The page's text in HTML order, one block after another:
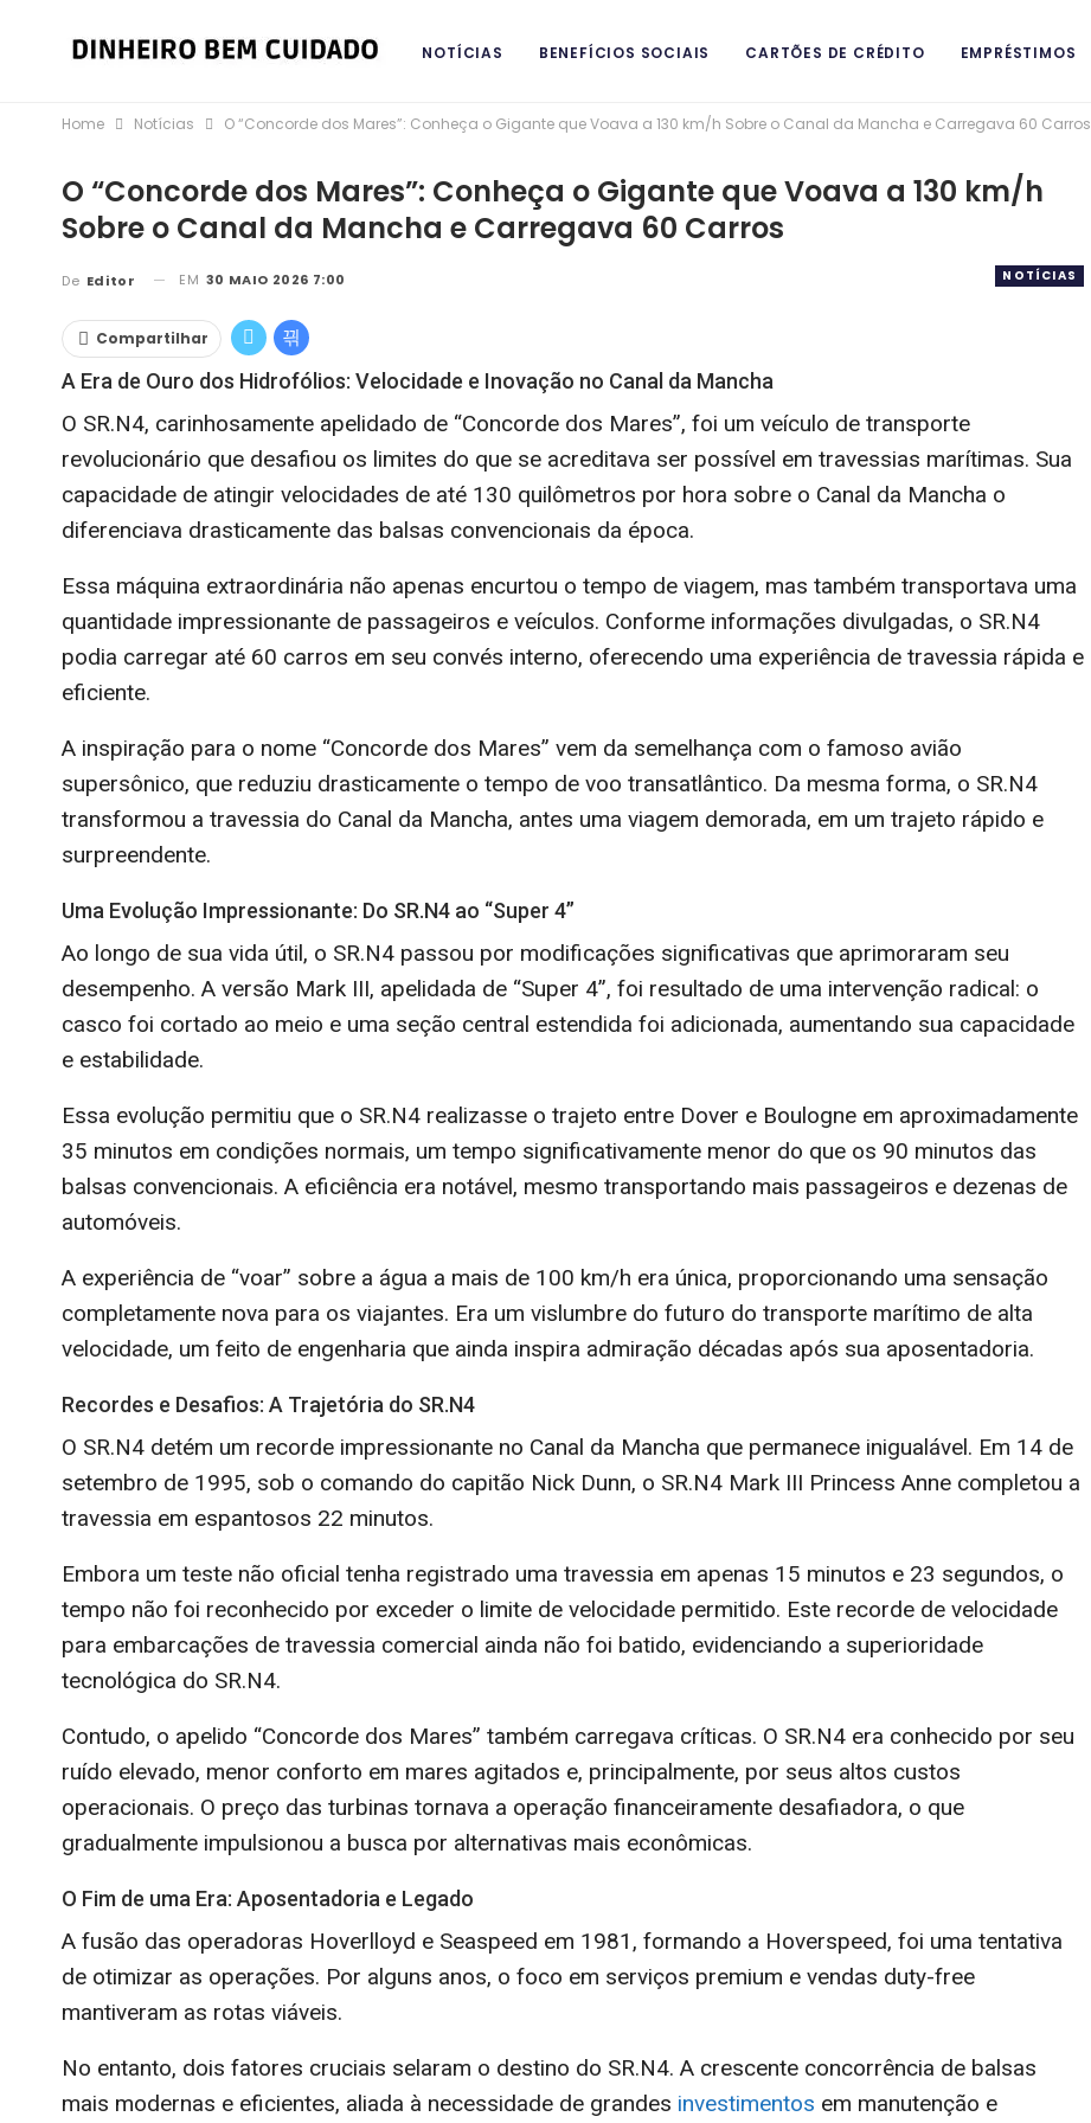
NOTÍCIAS BENEFÍCIOS SOCIAIS CARTÕES DE CRÉDITO EMPRÉSTIMOS
Home Notícias O “Concorde dos Mares”: Conheça o Gigante que Voava a 130 km/h Sobre o Canal da Mancha e Carregava 60 Carros
O “Concorde dos Mares”: Conheça o Gigante que Voava a 130 km/h
Sobre o Canal da Mancha e Carregava 60 Carros
NOTÍCIAS
De Editor EM 30 MAIO 2026 7:00
Compartilhar
A Era de Ouro dos Hidrofólios: Velocidade e Inovação no Canal da Mancha
O SR.N4, carinhosamente apelidado de “Concorde dos Mares”, foi um veículo de transporte
revolucionário que desafiou os limites do que se acreditava ser possível em travessias marítimas. Sua
capacidade de atingir velocidades de até 130 quilômetros por hora sobre o Canal da Mancha o
diferenciava drasticamente das balsas convencionais da época.
Essa máquina extraordinária não apenas encurtou o tempo de viagem, mas também transportava uma
quantidade impressionante de passageiros e veículos. Conforme informações divulgadas, o SR.N4
podia carregar até 60 carros em seu convés interno, oferecendo uma experiência de travessia rápida e
eficiente.
A inspiração para o nome “Concorde dos Mares” vem da semelhança com o famoso avião
supersônico, que reduziu drasticamente o tempo de voo transatlântico. Da mesma forma, o SR.N4
transformou a travessia do Canal da Mancha, antes uma viagem demorada, em um trajeto rápido e
surpreendente.
Uma Evolução Impressionante: Do SR.N4 ao “Super 4”
Ao longo de sua vida útil, o SR.N4 passou por modificações significativas que aprimoraram seu
desempenho. A versão Mark III, apelidada de “Super 4”, foi resultado de uma intervenção radical: o
casco foi cortado ao meio e uma seção central estendida foi adicionada, aumentando sua capacidade
e estabilidade.
Essa evolução permitiu que o SR.N4 realizasse o trajeto entre Dover e Boulogne em aproximadamente
35 minutos em condições normais, um tempo significativamente menor do que os 90 minutos das
balsas convencionais. A eficiência era notável, mesmo transportando mais passageiros e dezenas de
automóveis.
A experiência de “voar” sobre a água a mais de 100 km/h era única, proporcionando uma sensação
completamente nova para os viajantes. Era um vislumbre do futuro do transporte marítimo de alta
velocidade, um feito de engenharia que ainda inspira admiração décadas após sua aposentadoria.
Recordes e Desafios: A Trajetória do SR.N4
O SR.N4 detém um recorde impressionante no Canal da Mancha que permanece inigualável. Em 14 de
setembro de 1995, sob o comando do capitão Nick Dunn, o SR.N4 Mark III Princess Anne completou a
travessia em espantosos 22 minutos.
Embora um teste não oficial tenha registrado uma travessia em apenas 15 minutos e 23 segundos, o
tempo não foi reconhecido por exceder o limite de velocidade permitido. Este recorde de velocidade
para embarcações de travessia comercial ainda não foi batido, evidenciando a superioridade
tecnológica do SR.N4.
Contudo, o apelido “Concorde dos Mares” também carregava críticas. O SR.N4 era conhecido por seu
ruído elevado, menor conforto em mares agitados e, principalmente, por seus altos custos
operacionais. O preço das turbinas tornava a operação financeiramente desafiadora, o que
gradualmente impulsionou a busca por alternativas mais econômicas.
O Fim de uma Era: Aposentadoria e Legado
A fusão das operadoras Hoverlloyd e Seaspeed em 1981, formando a Hoverspeed, foi uma tentativa
de otimizar as operações. Por alguns anos, o foco em serviços premium e vendas duty-free
mantiveram as rotas viáveis.
No entanto, dois fatores cruciais selaram o destino do SR.N4. A crescente concorrência de balsas
mais modernas e eficientes, aliada à necessidade de grandes investimentos em manutenção e